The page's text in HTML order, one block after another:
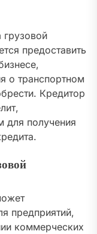
грузовой
предоставить
о транспортном
Кредитор
для получения
предприятий,
коммерческих